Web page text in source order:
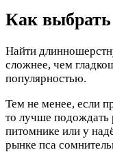
Как
Найти
сложнее, чем
популярностью.
Тем не менее, если
то лучше
питомнике или у
рынке пса